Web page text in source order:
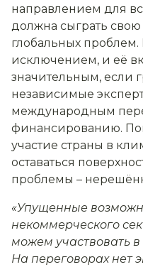
направлением для
должна сыграть
глобальных проблем.
исключением, и её
значительным, если
независимые
международным
финансированию.
участие страны в
оставаться
проблемы –
«Упущенные
некоммерческого
можем участвовать
На переговорах нет